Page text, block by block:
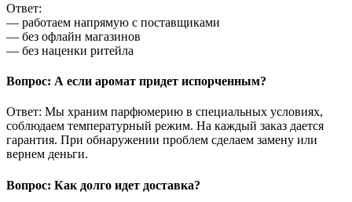
Ответ:
— работаем напрямую с поставщиками
— без офлайн магазинов
— без наценки ритейла
Вопрос: А если аромат придет испорченным?
Ответ: Мы храним парфюмерию в специальных условиях,
соблюдаем температурный режим. На каждый заказ дается
гарантия. При обнаружении проблем сделаем замену или
вернем деньги.
Вопрос: Как долго идет доставка?